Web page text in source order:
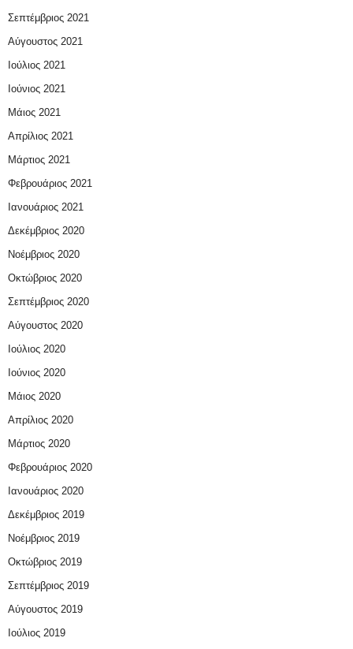
Σεπτέμβριος 2021
Αύγουστος 2021
Ιούλιος 2021
Ιούνιος 2021
Μάιος 2021
Απρίλιος 2021
Μάρτιος 2021
Φεβρουάριος 2021
Ιανουάριος 2021
Δεκέμβριος 2020
Νοέμβριος 2020
Οκτώβριος 2020
Σεπτέμβριος 2020
Αύγουστος 2020
Ιούλιος 2020
Ιούνιος 2020
Μάιος 2020
Απρίλιος 2020
Μάρτιος 2020
Φεβρουάριος 2020
Ιανουάριος 2020
Δεκέμβριος 2019
Νοέμβριος 2019
Οκτώβριος 2019
Σεπτέμβριος 2019
Αύγουστος 2019
Ιούλιος 2019